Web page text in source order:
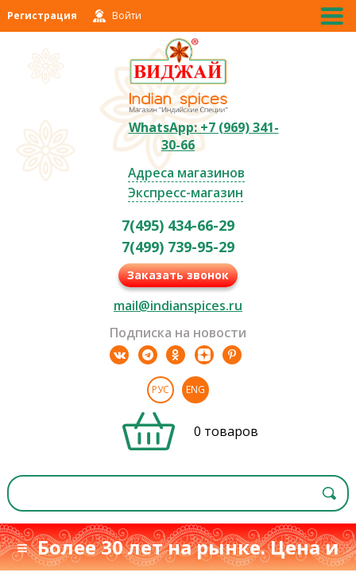
Регистрация Войти
WhatsApp: +7 (969) 341-
30-66
Адреса магазинов
Экспресс-магазин
7(495) 434-66-29
7(499) 739-95-29
Заказать звонок
mail@indianspices.ru
Подписка на новости
РУС ENG
0 товаров
≡ Более 30 лет на рынке. Цена и